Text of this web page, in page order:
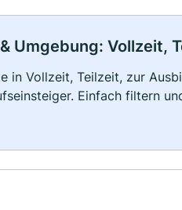
Umgebung: Vollzeit,
in Vollzeit, Teilzeit, zur
Einfach filtern